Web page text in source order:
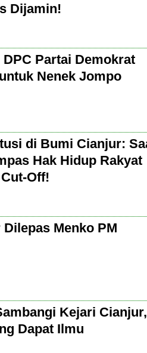
Dijamin!
DPC Partai Demokrat
Nenek Jompo
di Bumi Cianjur:
Hak Hidup Rakyat
Off!
Menko PM
Kejari Cianjur,
Dapat Ilmu